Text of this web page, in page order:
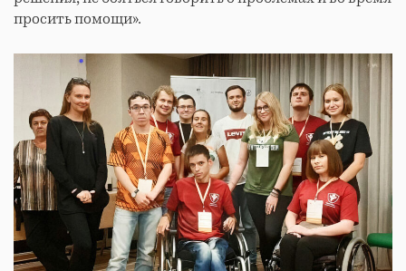
просить помощи».